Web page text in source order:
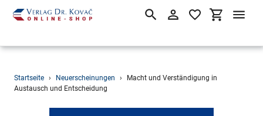
Direkt
zum
SuchenEinloggen
Startseite › Neuerscheinungen ›
Macht und Verständigung in
Austausch und Entscheidung